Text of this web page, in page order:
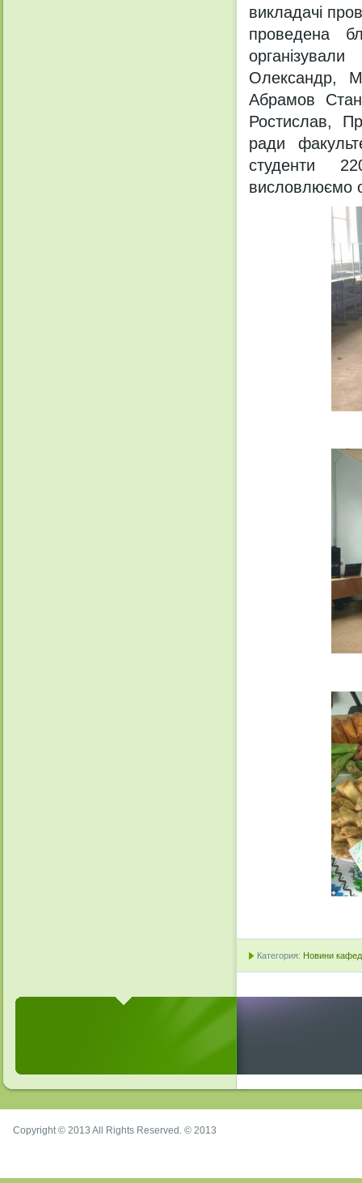
викладачі
проведена
Олександр,
Абрамов
Ростислав,
ради
студенти
висловлюємо
Категория: Новини
Copyright © 2013 All Rights Reserved. © 2013